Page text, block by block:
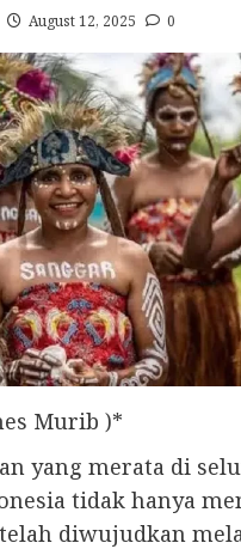
August 12, 2025 0
Murib )*
yang merata di
tidak hanya
diwujudkan